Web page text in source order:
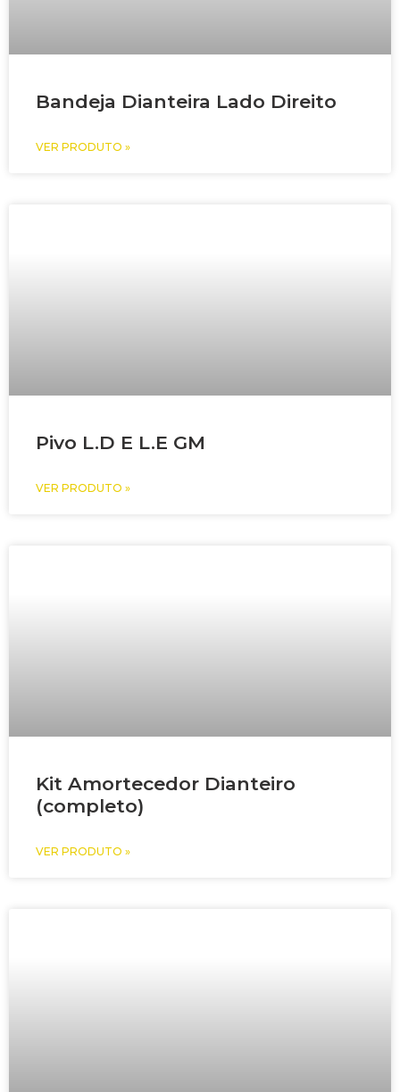
Bandeja Dianteira Lado Direito
VER PRODUTO »
Pivo L.D E L.E GM
VER PRODUTO »
Kit Amortecedor Dianteiro
(completo)
VER PRODUTO »